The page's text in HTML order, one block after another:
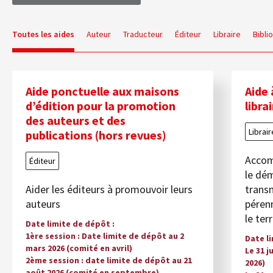
Toutes les aides Auteur Traducteur Éditeur Libraire
Aide ponctuelle aux maisons
d’édition pour la promotion
des auteurs et des
publications (hors revues)
Éditeur
Aider les éditeurs à promouvoir leurs
auteurs
Date limite de dépôt
1ère session : Date limite de dépôt au 2
mars 2026 (comité en avril)
2ème session : date limite de dépôt au 21
Aide
le
le
Date
Le 31
2026)